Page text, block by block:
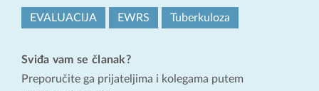
EVALUACIJA EWRS Tuberkuloza
Sviđa vam se članak?
Preporučite ga prijateljima i kolegama putem